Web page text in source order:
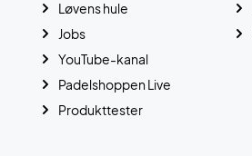
Løvens hule
Jobs
YouTube-kanal
Padelshoppen Live
Produkttester